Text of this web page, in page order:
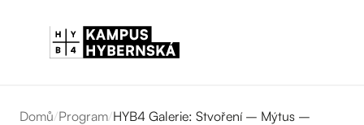
Domů/Program/HYB4 Galerie: Stvoření – Mýtus –